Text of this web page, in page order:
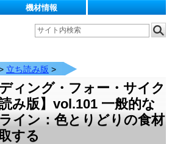
機材情報
立ち読み版 >
ィング・フォー・サイク
み版】vol.101 一般的な
イン：色とりどりの食材
する